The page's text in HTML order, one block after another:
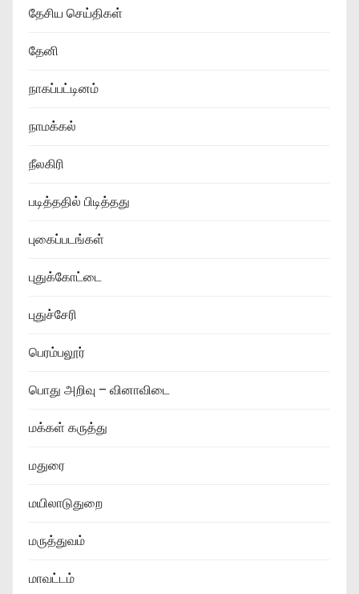
தேசிய செய்திகள்
தேனி
நாகப்பட்டினம்
நாமக்கல்
நீலகிரி
படித்ததில் பிடித்தது
புகைப்படங்கள்
புதுக்கோட்டை
புதுச்சேரி
பெரம்பலூர்
பொது அறிவு – வினாவிடை
மக்கள் கருத்து
மதுரை
மயிலாடுதுறை
மருத்துவம்
மாவட்டம்